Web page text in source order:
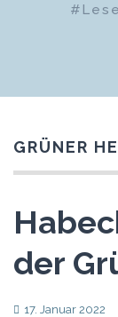
GRÜNER
der
17. Januar 2022